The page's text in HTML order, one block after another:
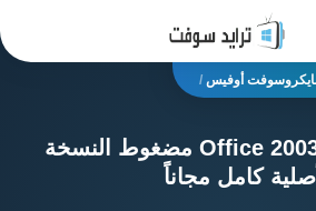
أوفيس /
تحميل اوفيس Office 2003 مضغوط النسخة
كامل مجاناً